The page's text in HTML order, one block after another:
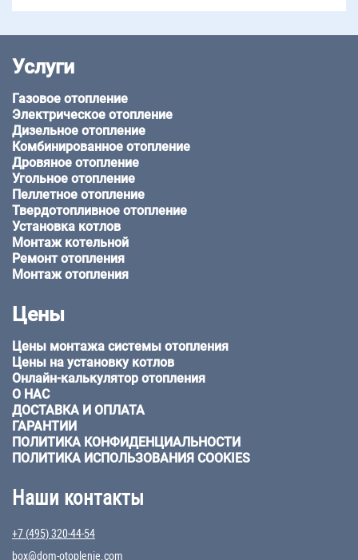
Услуги
Газовое отопление
Электрическое отопление
Дизельное отопление
Комбинированное отопление
Дровяное отопление
Угольное отопление
Пеллетное отопление
Твердотопливное отопление
Установка котлов
Монтаж котельной
Ремонт отопления
Монтаж отопления
Цены
Цены монтажа системы отопления
Цены на установку котлов
Онлайн-калькулятор отопления
О НАС
ДОСТАВКА И ОПЛАТА
ГАРАНТИИ
ПОЛИТИКА КОНФИДЕНЦИАЛЬНОСТИ
ПОЛИТИКА ИСПОЛЬЗОВАНИЯ COOKIES
Наши контакты
+7 (495) 320-44-54
box@dom-otoplenie.com